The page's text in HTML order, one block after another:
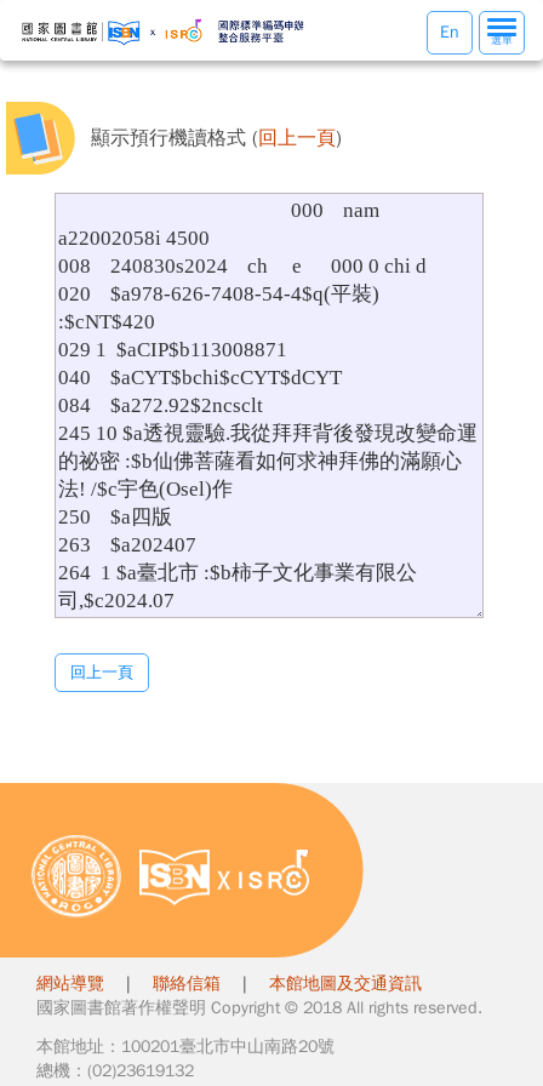
選
單
選單
En
顯示預行機讀格式 (回上一頁)
回上一頁
網站導覽 | 聯絡信箱 | 本館地圖及交通資訊
國家圖書館著作權聲明 Copyright © 2018 All rights reserved.
本館地址：100201臺北市中山南路20號
總機：(02)23619132